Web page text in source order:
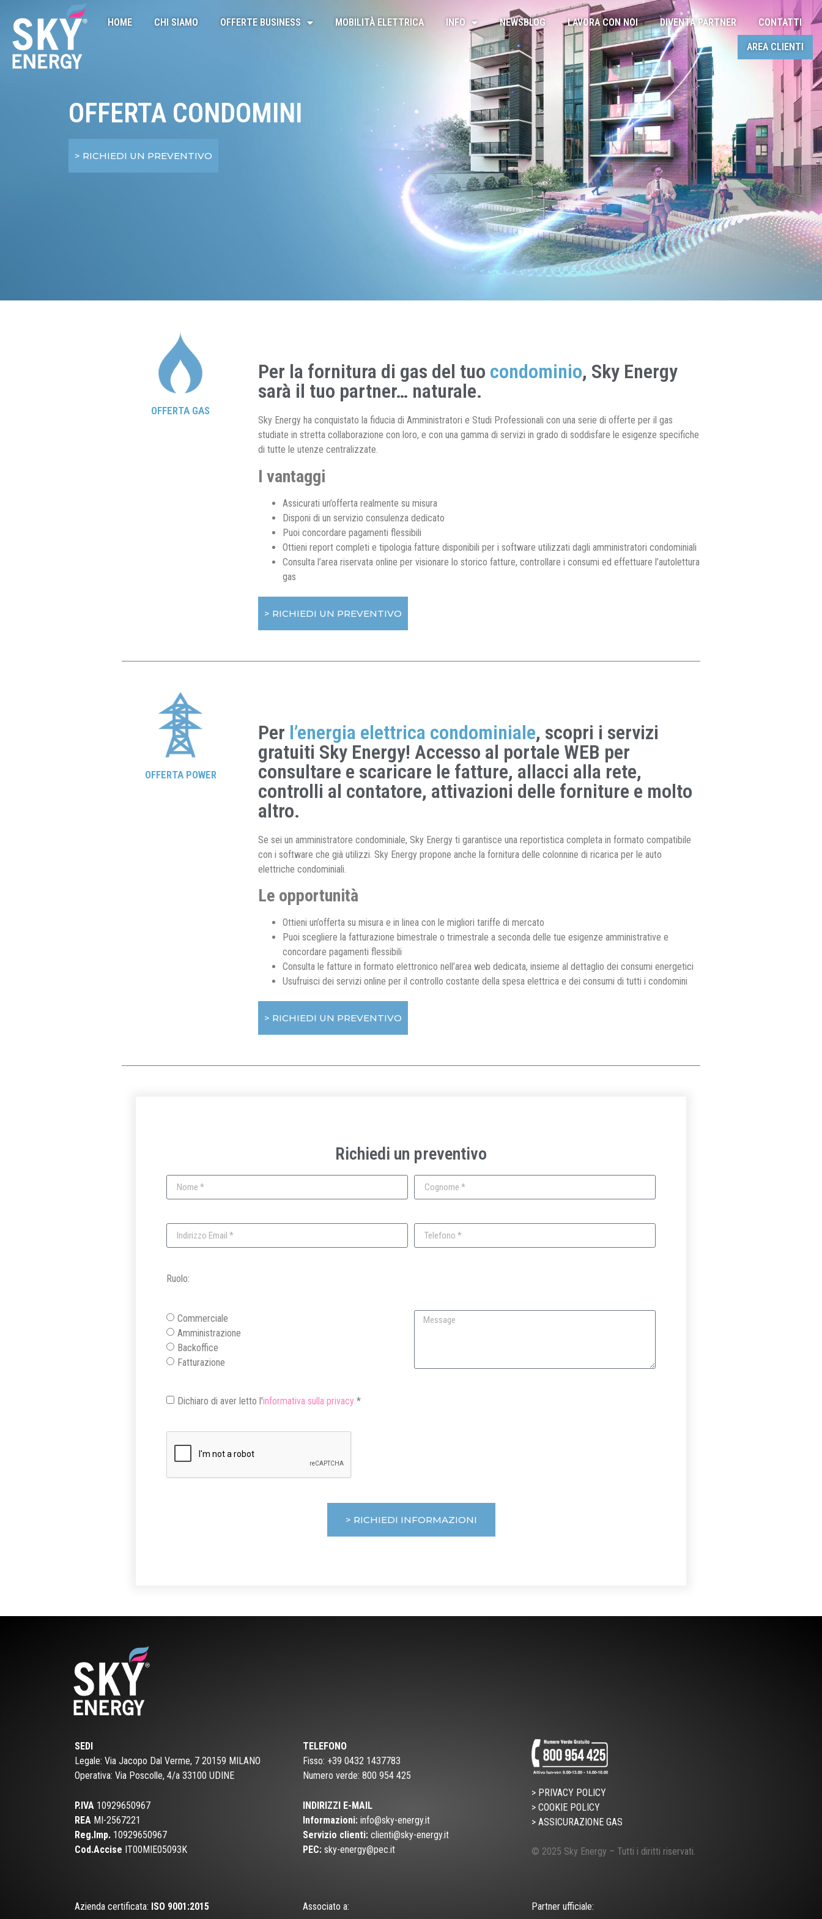
HOME CHI SIAMO OFFERTE BUSINESS MOBILITÀ ELETTRICA INFO NEWSBLOG LAVORA CON NOI DIVENTA PARTNER CONTATTI
AREA CLIENTI
OFFERTA CONDOMINI
> RICHIEDI UN PREVENTIVO
OFFERTA GAS
Per la fornitura di gas del tuo condominio, Sky Energy
sarà il tuo partner… naturale.
Sky Energy ha conquistato la fiducia di Amministratori e Studi Professionali con una serie di offerte per il gas
studiate in stretta collaborazione con loro, e con una gamma di servizi in grado di soddisfare le esigenze specifiche
di tutte le utenze centralizzate.
I vantaggi
Assicurati un’offerta realmente su misura
Disponi di un servizio consulenza dedicato
Puoi concordare pagamenti flessibili
Ottieni report completi e tipologia fatture disponibili per i software utilizzati dagli amministratori condominiali
Consulta l’area riservata online per visionare lo storico fatture, controllare i consumi ed effettuare l’autolettura
gas
> RICHIEDI UN PREVENTIVO
OFFERTA POWER
Per l’energia elettrica condominiale, scopri i servizi
gratuiti Sky Energy! Accesso al portale WEB per
consultare e scaricare le fatture, allacci alla rete,
controlli al contatore, attivazioni delle forniture e molto
altro.
Se sei un amministratore condominiale, Sky Energy ti garantisce una reportistica completa in formato compatibile
con i software che già utilizzi. Sky Energy propone anche la fornitura delle colonnine di ricarica per le auto
elettriche condominiali.
Le opportunità
Ottieni un’offerta su misura e in linea con le migliori tariffe di mercato
Puoi scegliere la fatturazione bimestrale o trimestrale a seconda delle tue esigenze amministrative e
concordare pagamenti flessibili
Consulta le fatture in formato elettronico nell’area web dedicata, insieme al dettaglio dei consumi energetici
Usufruisci dei servizi online per il controllo costante della spesa elettrica e dei consumi di tutti i condomini
> RICHIEDI UN PREVENTIVO
Richiedi un preventivo
Ruolo:
Commerciale
Amministrazione
Backoffice
Fatturazione
Dichiaro di aver letto l'informativa sulla privacy *
> RICHIEDI INFORMAZIONI
SEDI
Legale: Via Jacopo Dal Verme, 7 20159 MILANO
Operativa: Via Poscolle, 4/a 33100 UDINE
P.IVA 10929650967
REA MI-2567221
Reg.Imp. 10929650967
Cod.Accise IT00MIE05093K
TELEFONO
Fisso: +39 0432 1437783
Numero verde: 800 954 425
INDIRIZZI E-MAIL
Informazioni: info@sky-energy.it
Servizio clienti: clienti@sky-energy.it
PEC: sky-energy@pec.it
> PRIVACY POLICY
> COOKIE POLICY
> ASSICURAZIONE GAS
© 2025 Sky Energy – Tutti i diritti riservati.
Azienda certificata: ISO 9001:2015 Associato a: Partner ufficiale: